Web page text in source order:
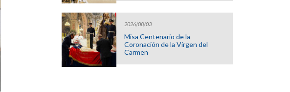
2026/08/03
Misa Centenario de la
Coronación de la Virgen del
Carmen